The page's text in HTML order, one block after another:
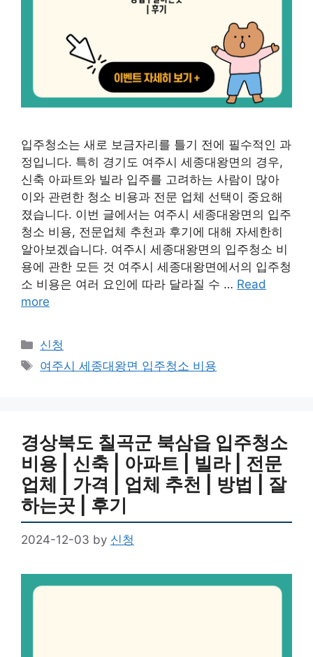
입주청소는 새로 보금자리를 틀기 전에 필수적인 과
정입니다. 특히 경기도 여주시 세종대왕면의 경우,
신축 아파트와 빌라 입주를 고려하는 사람이 많아
이와 관련한 청소 비용과 전문 업체 선택이 중요해
졌습니다. 이번 글에서는 여주시 세종대왕면의 입주
청소 비용, 전문업체 추천과 후기에 대해 자세한히
알아보겠습니다. 여주시 세종대왕면의 입주청소 비
용에 관한 모든 것 여주시 세종대왕면에서의 입주청
소 비용은 여러 요인에 따라 달라질 수 … Read
more
Categories
신청
Tags
여주시 세종대왕면 입주청소 비용
경상북도 칠곡군 북삼읍 입주청소
비용 | 신축 | 아파트 | 빌라 | 전문
업체 | 가격 | 업체 추천 | 방법 | 잘
하는곳 | 후기
2024-12-03 by 신청